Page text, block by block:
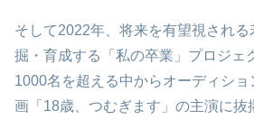
そして2022年、将来を有望視され
掘・育成する「私の卒業」プロジェ
1000名を超える中からオーディシ
画「18歳、つむぎます」の主演に抜